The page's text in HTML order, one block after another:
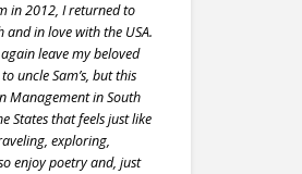
in 2012, I returned to
in love with the USA.
leave my beloved
uncle Sam’s, but this
Management in South
States that feels just like
exploring,
enjoy poetry and, just